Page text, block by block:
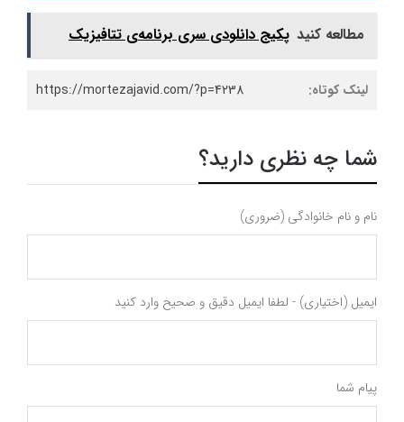
مطالعه کنید پکیج دانلودی سری برنامه‌ی تتافیزیک
لینک کوتاه: https://mortezajavid.com/?p=4238
شما چه نظری دارید؟
نام و نام خانوادگی (ضروری)
ایمیل (اختیاری) - لطفا ایمیل دقیق و صحیح وارد کنید
پیام شما